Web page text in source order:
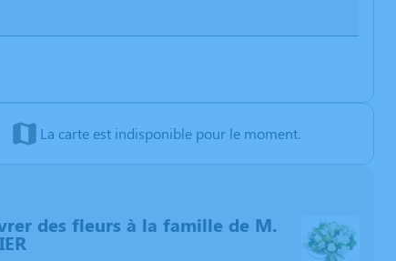
La carte est indisponible pour le moment.
des fleurs à la famille de M.